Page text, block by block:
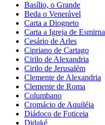
Basílio, o Grande
Beda o Venerável
Carta a Diogneto
Carta a Igreja de Esmirna
Cesário de Arles
Cipriano de Cartago
Cirilo de Alexandria
Cirilo de Jerusalém
Clemente de Alexandria
Clemente de Roma
Columbano
Cromácio de Aquiléia
Diádoco de Foticeia
Didaké